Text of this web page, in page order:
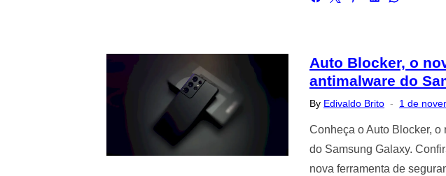
Auto Blocker, o
antimalware do
By Edivaldo Brito
Posted
1 de
Conheça o Auto Blocker,
do Samsung Galaxy.
nova ferramenta de